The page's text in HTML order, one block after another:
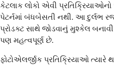
કેટલાક લોકો એવી
પેટર્નમાં બંધબેસતી નથી. આ દુર્લભ
પ્રોડક્ટ સાથે જોડવાનું મુશ્કેલ
પણ મહત્વપૂર્ણ છે.
ફોટોએલર્જીક પ્રતિક્રિયાઓ ત્યારે